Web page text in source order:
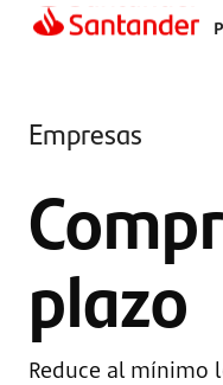
Empresas
plazo
Reduce al mínimo